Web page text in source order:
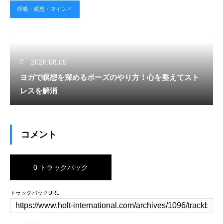
呼吸・瞑想・マインド
2026.08.05
ヨガで瞑想を深めるポーズのやり方！心を整えてスト
レスを解消
コメント
0 トラックバック
トラックバックURL